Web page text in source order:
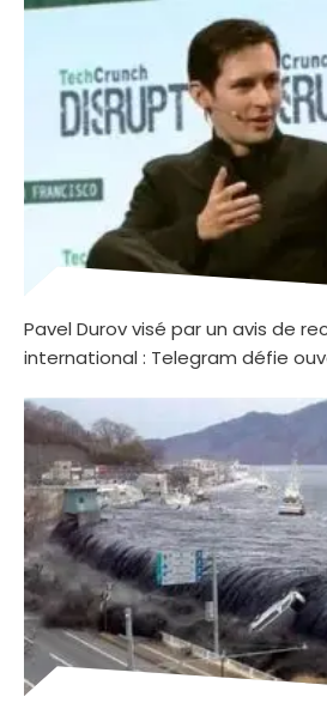
Pavel Durov visé par un avis de
international : Telegram défie